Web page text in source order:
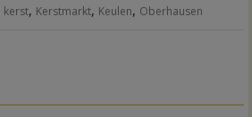
kerst, Kerstmarkt, Keulen, Oberhausen